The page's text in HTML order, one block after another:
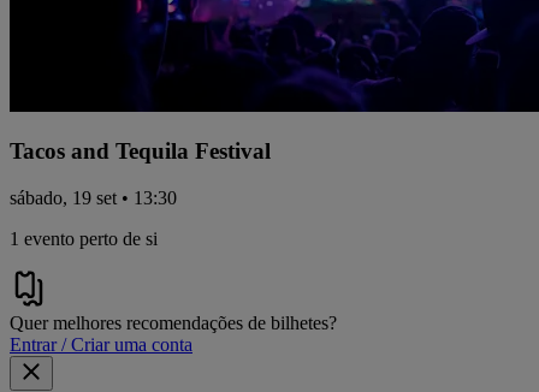
Tacos and Tequila Festival
sábado, 19 set • 13:30
1 evento perto de si
Quer melhores recomendações de bilhetes?
Entrar / Criar uma conta